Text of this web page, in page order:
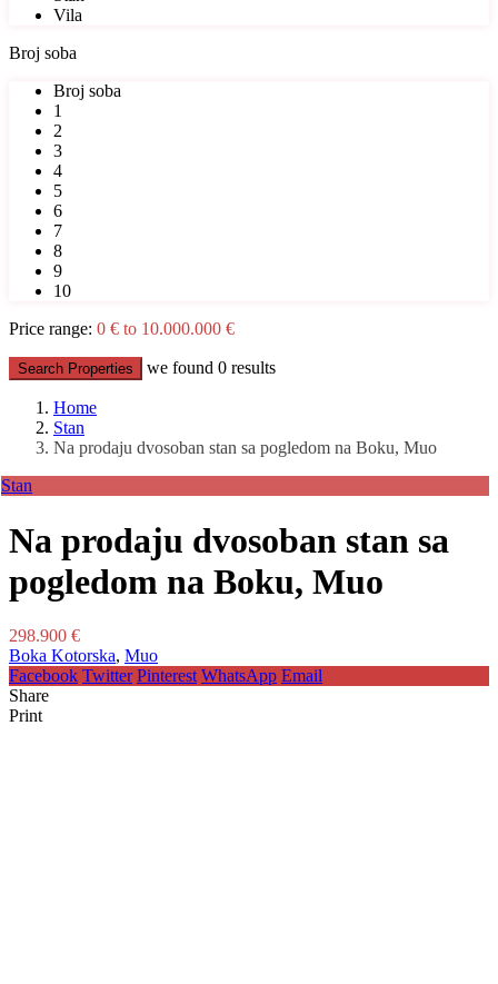
Vila
Broj soba
Broj soba
1
2
3
4
5
6
7
8
9
10
Price range: 0 € to 10.000.000 €
Search Properties we found 0 results
Home
Stan
Na prodaju dvosoban stan sa pogledom na Boku, Muo
Stan
Na prodaju dvosoban stan sa
pogledom na Boku, Muo
298.900 €
Boka Kotorska, Muo
Facebook Twitter Pinterest WhatsApp Email
Share
Print